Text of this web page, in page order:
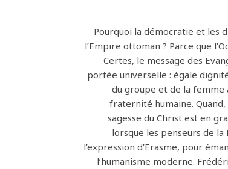
Pourquoi la démocratie et les
l’Empire ottoman ? Parce que
Certes, le message des
portée universelle : égale
du groupe et de la femme
fraternité humaine.
sagesse du Christ est en
lorsque les penseurs de
l’expression d’Erasme, pour
l’humanisme moderne.